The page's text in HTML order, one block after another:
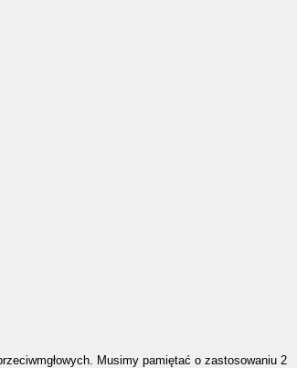
Musimy pamiętać o zastosowaniu 2